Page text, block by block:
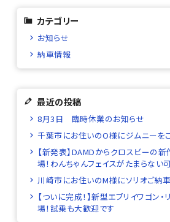
カテゴリー
お知らせ
納車情報
最近の投稿
8月3日 臨時休業のお知らせ
千葉市にお住いのO様にジムニーを
【新発表】DAMDからクロスビーの新
場！わんちゃんフェイスがたまらない
川崎市にお住いのM様にソリオご納車
【ついに完成！】新型エブリイワゴン
場！試乗も大歓迎です